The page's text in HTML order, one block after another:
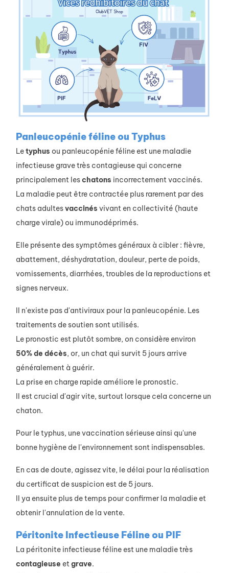
Panleucopénie féline ou Typhus
Letyphus ou panleucopénie féline est une maladie
infectieuse grave très contagieuse qui concerne
principalement leschatons incorrectement vaccinés.
La maladie peut être contractée plus rarement par des
chats adultesvaccinés vivant en collectivité (haute
charge virale) ou immunodéprimés.
Elle présente des symptômes généraux à cibler : fièvre,
abattement, déshydratation, douleur, perte de poids,
vomissements, diarrhées, troubles de la reproductions et
signes nerveux.
Il n'existe pas d'antiviraux pour la panleucopénie. Les
traitements de soutien sont utilisés.
Le pronostic est plutôt sombre, on considère environ
50% de décès, or, un chat qui survit 5 jours arrive
généralement à guérir.
La prise en charge rapide améliore le pronostic.
Il est crucial d'agir vite, surtout lorsque cela concerne un
chaton.
Pour le typhus, une vaccination sérieuse ainsi qu'une
bonne hygiène de l'environnement sont indispensables.
En cas de doute, agissez vite, le délai pour la réalisation
du certificat de suspicion est de 5 jours.
Il ya ensuite plus de temps pour confirmer la maladie et
obtenir l'annulation de la vente.
Péritonite Infectieuse Féline ou PIF
La péritonite infectieuse féline est une maladie très
contagieuse etgrave.